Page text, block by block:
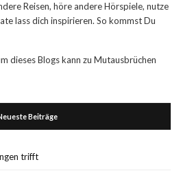
Reisen, höre andere Hörspiele, nutze
lass dich inspirieren. So kommst Du
dieses Blogs kann zu Mutausbrüchen
Beiträge
trifft